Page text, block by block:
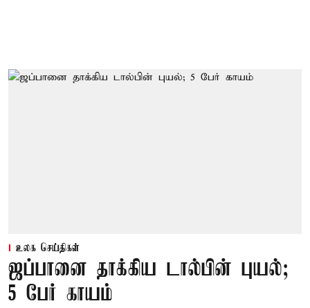
உலக செய்திகள்
ஜப்பானை தாக்கிய டால்பின் புயல்;
5 பேர் காயம்